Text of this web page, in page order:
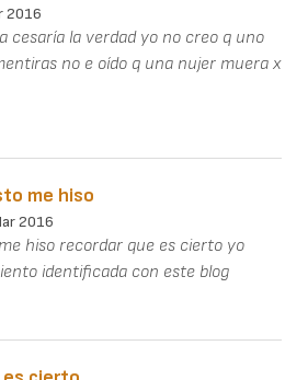
2016
cesaría la verdad yo no creo q uno
no e oído q una nujer muera x
me hiso
2016
hiso recordar que es cierto yo
identificada con este blog